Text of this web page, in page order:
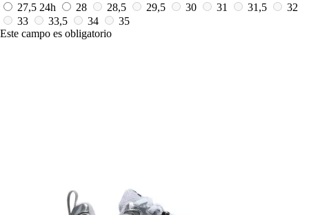
27,5 24h 28 28,5 29,5 30 31 31,5
32
33
33,5 34
35
Este campo es obligatorio